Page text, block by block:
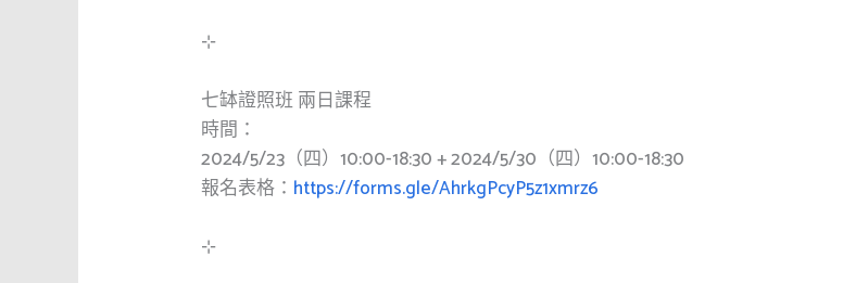
⊹
七缽證照班 兩日課程
時間：
2024/5/23（四）10:00-18:30 + 2024/5/30（四）10:00-18:30
報名表格： https://forms.gle/AhrkgPcyP5z1xmrz6
⊹